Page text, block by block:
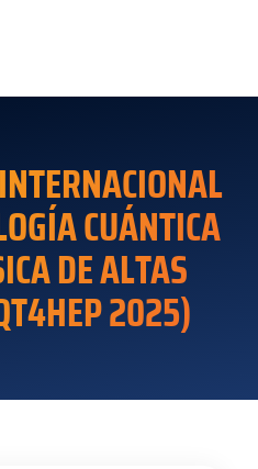
CUÁNTICA
DE ALTAS
2025)